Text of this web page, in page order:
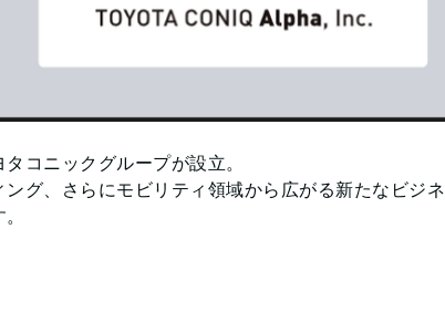
タコニックグループが設立。
グ、さらにモビリティ領域から広がる新たなビジネ
す。